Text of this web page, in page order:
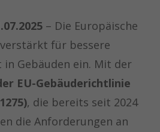
– Die Europäische
für bessere
Gebäuden ein. Mit der
EU-Gebäuderichtlinie
, die bereits seit 2024
die Anforderungen an